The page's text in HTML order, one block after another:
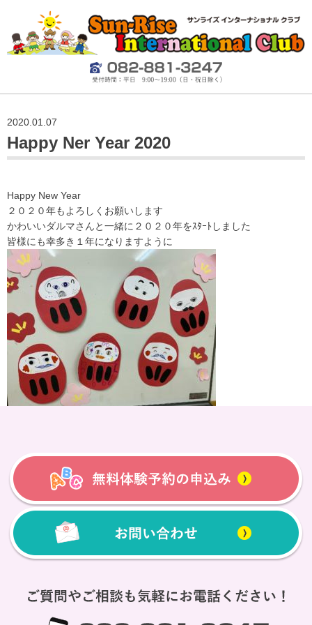
2020.01.07
Happy Ner Year 2020
Happy New Year
２０２０年もよろしくお願いします
かわいいダルマさんと一緒に２０２０年をｽﾀｰﾄしました
皆様にも幸多き１年になりますように